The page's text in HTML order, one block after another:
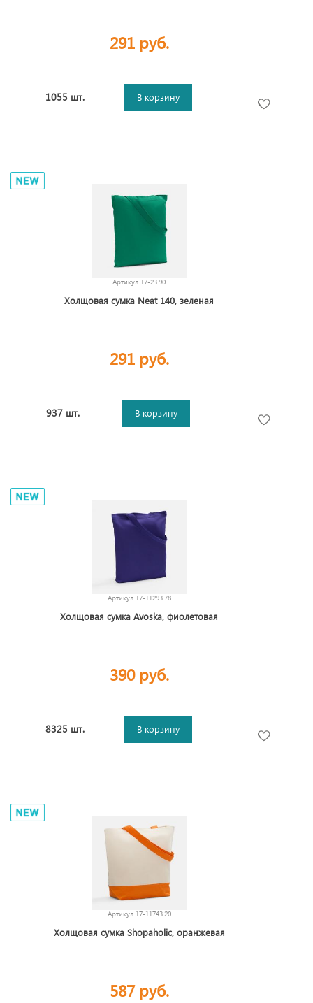
291 руб.
1055 шт. В корзину
Артикул 17-23.90
Холщовая сумка Neat 140, зеленая
291 руб.
937 шт. В корзину
Артикул 17-11293.78
Холщовая сумка Avoska, фиолетовая
390 руб.
8325 шт. В корзину
Артикул 17-11743.20
Холщовая сумка Shopaholic, оранжевая
587 руб.